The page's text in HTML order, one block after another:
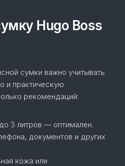
Hugo Boss
сумки важно учитывать
и практическую
рекомендаций:
3 литров — оптимален.
документов и других
кожа или